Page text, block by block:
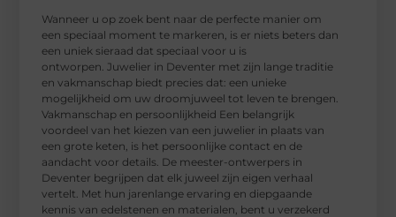
Wanneer u op zoek bent naar de perfecte manier om
een speciaal moment te markeren, is er niets beters dan
een uniek sieraad dat speciaal voor u is
ontworpen. Juwelier in Deventer met zijn lange traditie
en vakmanschap biedt precies dat: een unieke
mogelijkheid om uw droomjuweel tot leven te brengen.
Vakmanschap en persoonlijkheid Een belangrijk
voordeel van het kiezen van een juwelier in plaats van
een grote keten, is het persoonlijke contact en de
aandacht voor details. De meester-ontwerpers in
Deventer begrijpen dat elk juweel zijn eigen verhaal
vertelt. Met hun jarenlange ervaring en diepgaande
kennis van edelstenen en materialen, bent u verzekerd